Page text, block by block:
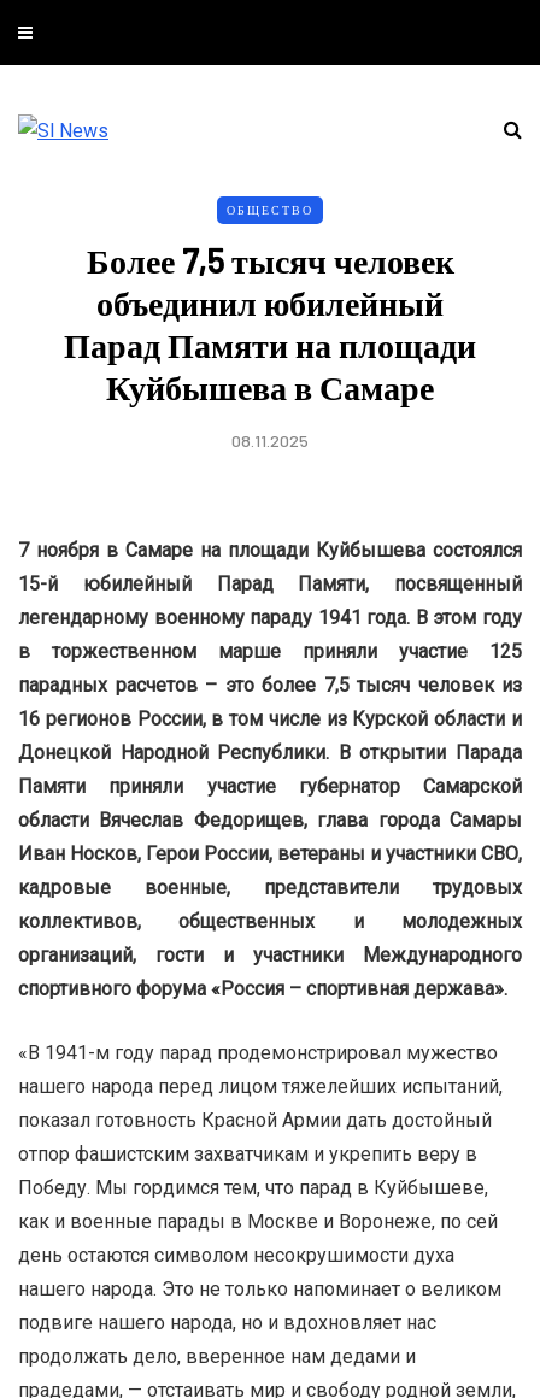
ОБЩЕСТВО
Более 7,5 тысяч человек
объединил юбилейный
Парад Памяти на площади
Куйбышева в Самаре
08.11.2025
7 ноября в Самаре на площади Куйбышева состоялся
15-й юбилейный Парад Памяти, посвященный
легендарному военному параду 1941 года. В этом году
в торжественном марше приняли участие 125
парадных расчетов – это более 7,5 тысяч человек из
16 регионов России, в том числе из Курской области и
Донецкой Народной Республики. В открытии Парада
Памяти приняли участие губернатор Самарской
области Вячеслав Федорищев, глава города Самары
Иван Носков, Герои России, ветераны и участники СВО,
кадровые военные, представители трудовых
коллективов, общественных и молодежных
организаций, гости и участники Международного
спортивного форума «Россия – спортивная держава».
«В 1941-м году парад продемонстрировал мужество
нашего народа перед лицом тяжелейших испытаний,
показал готовность Красной Армии дать достойный
отпор фашистским захватчикам и укрепить веру в
Победу. Мы гордимся тем, что парад в Куйбышеве,
как и военные парады в Москве и Воронеже, по сей
день остаются символом несокрушимости духа
нашего народа. Это не только напоминает о великом
подвиге нашего народа, но и вдохновляет нас
продолжать дело, вверенное нам дедами и
прадедами, — отстаивать мир и свободу родной земли,